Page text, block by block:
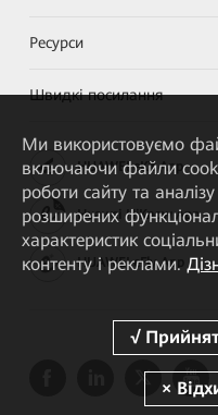
Ресурси
Швидкі посилання
HUAWEI eKit App
Huawei HiKnow App
HUAWEI eFly App
Ми використовуємо
включаючи файли
роботи сайту та
розширених
характеристик
контенту і реклами.